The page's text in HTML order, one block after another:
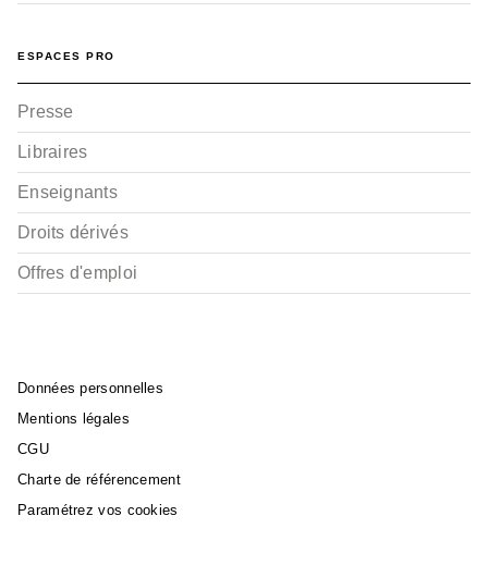
ESPACES PRO
Presse
Libraires
Enseignants
Droits dérivés
Offres d'emploi
Données personnelles
Mentions légales
CGU
Charte de référencement
Paramétrez vos cookies